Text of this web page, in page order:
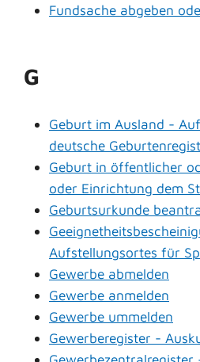
Fundsache abgeben
G
Geburt im Ausland -
deutsche
Geburt in öffentlicher
oder Einrichtung dem
Geburtsurkunde
Aufstellungsortes für
Gewerbe abmelden
Gewerbe anmelden
Gewerbe ummelden
Gewerberegister -